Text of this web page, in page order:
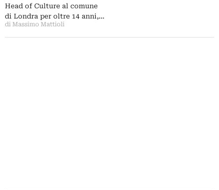
Head of Culture al comune
di Londra per oltre 14 anni,…
di Massimo Mattioli